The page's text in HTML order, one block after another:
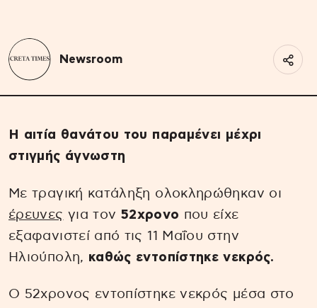
Newsroom
Η αιτία θανάτου του παραμένει μέχρι
στιγμής άγνωστη
Με τραγική κατάληξη ολοκληρώθηκαν οι
έρευνες για τον 52χρονο που είχε
εξαφανιστεί από τις 11 Μαΐου στην
Ηλιούπολη, καθώς εντοπίστηκε νεκρός.
Ο 52χρονος εντοπίστηκε νεκρός μέσα στο